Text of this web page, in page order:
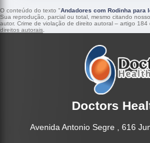
O conteúdo do texto "Andadores com Rodinha para
Sua reprodução, parcial ou total, mesmo citando
autor. Crime de violação de direito autoral – artigo
direitos autorais
Doctors
Avenida Antonio Segre , 616